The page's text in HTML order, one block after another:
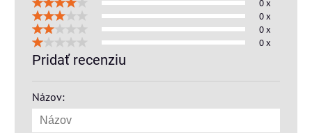
0 x
0 x
0 x
0 x
Pridať recenziu
Názov: